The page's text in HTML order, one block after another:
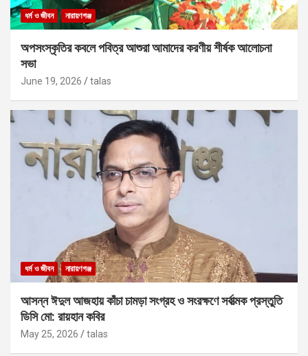
ধর্ম ও জীবন নারায়ণগঞ্জ
অপসংস্কৃতির কবলে পবিত্র আশুরা আমাদের করণীয় শীর্ষক আলোচনা
সভা
June 19, 2026 talas
ধর্ম ও জীবন নারায়ণগঞ্জ
আসন্ন ঈদুল আজহায় কাঁচা চামড়া সংগ্রহ ও সংরক্ষণে সর্বাত্মক প্রস্তুতি
ডিসি মো: রায়হান কবির
May 25, 2026 talas